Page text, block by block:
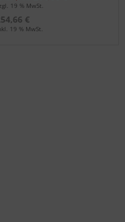
19 % MwSt.
€
19 % MwSt.